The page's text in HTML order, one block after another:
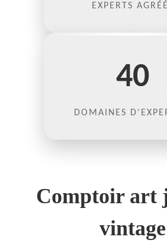
EXPERTS
40
DOMAINES
Comptoir art
vintage